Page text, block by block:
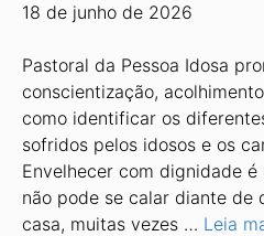
18 de junho de 2026
Pastoral da Pessoa Idosa
conscientização,
como identificar os
sofridos pelos idosos e os
Envelhecer com dignidade
não pode se calar diante de
casa, muitas vezes … Leia